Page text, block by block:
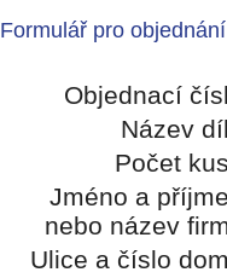
Formulář pro
Objednací
Název
Počet
Jméno a
nebo název
Ulice a číslo